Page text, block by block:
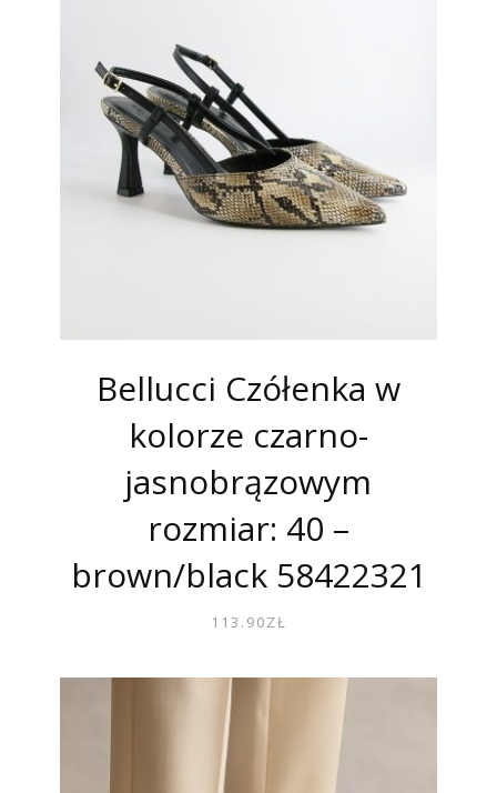
Bellucci Czółenka w
kolorze czarno-
jasnobrązowym
rozmiar: 40 –
brown/black 58422321
113.90ZŁ